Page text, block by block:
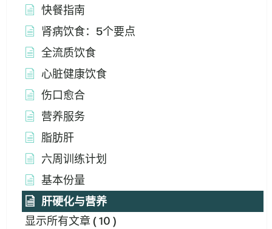
快餐指南
肾病饮食：5个要点
全流质饮食
心脏健康饮食
伤口愈合
营养服务
脂肪肝
六周训练计划
基本份量
肝硬化与营养
显示所有文章 ( 10 )